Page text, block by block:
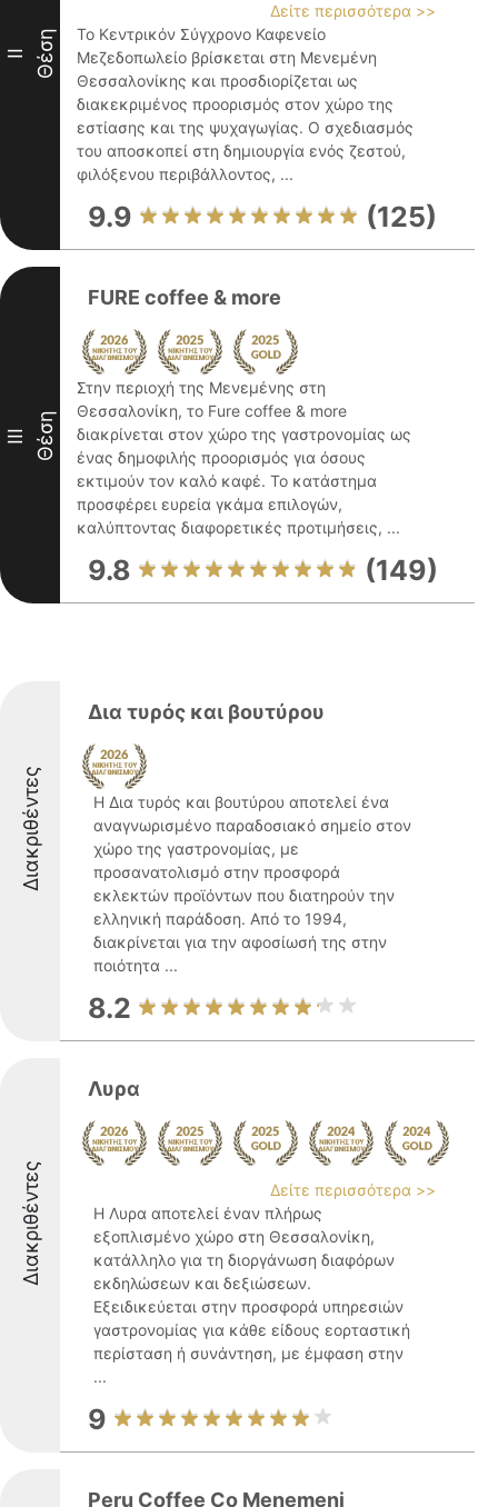
II Θέση
Δείτε περισσότερα >>
Το Κεντρικόν Σύγχρονο Καφενείο
Μεζεδοπωλείο βρίσκεται στη Μενεμένη
Θεσσαλονίκης και προσδιορίζεται ως
διακεκριμένος προορισμός στον χώρο της
εστίασης και της ψυχαγωγίας. Ο σχεδιασμός
του αποσκοπεί στη δημιουργία ενός ζεστού,
φιλόξενου περιβάλλοντος, ...
9.9 (125)
III Θέση
FURE coffee & more
Στην περιοχή της Μενεμένης στη
Θεσσαλονίκη, το Fure coffee & more
διακρίνεται στον χώρο της γαστρονομίας ως
ένας δημοφιλής προορισμός για όσους
εκτιμούν τον καλό καφέ. Το κατάστημα
προσφέρει ευρεία γκάμα επιλογών,
καλύπτοντας διαφορετικές προτιμήσεις, ...
9.8 (149)
Διακριθέντες
Δια τυρός και βουτύρου
Η Δια τυρός και βουτύρου αποτελεί ένα
αναγνωρισμένο παραδοσιακό σημείο στον
χώρο της γαστρονομίας, με
προσανατολισμό στην προσφορά
εκλεκτών προϊόντων που διατηρούν την
ελληνική παράδοση. Από το 1994,
διακρίνεται για την αφοσίωσή της στην
ποιότητα ...
8.2
Διακριθέντες
Λυρα
Δείτε περισσότερα >>
Η Λυρα αποτελεί έναν πλήρως
εξοπλισμένο χώρο στη Θεσσαλονίκη,
κατάλληλο για τη διοργάνωση διαφόρων
εκδηλώσεων και δεξιώσεων.
Εξειδικεύεται στην προσφορά υπηρεσιών
γαστρονομίας για κάθε είδους εορταστική
περίσταση ή συνάντηση, με έμφαση στην
...
9
Peru Coffee Co Menemeni